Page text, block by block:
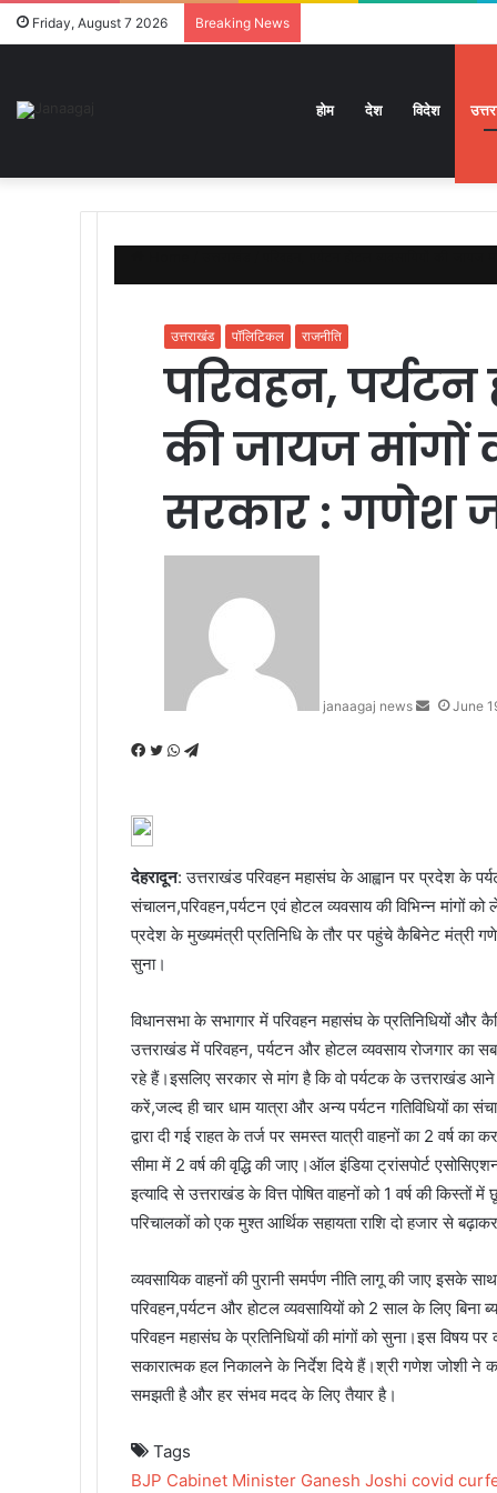
Friday, August 7 2026 Breaking News
होम देश विदेश
उत्तराखंड पॉलिटिकल राजनीति
परिवहन, पर्यटन
की जायज मांगों
सरकार : गणेश
janaagaj news June
Facebook
Twitter
WhatsApp
Telegram
देहरादून: उत्तराखंड परिवहन महासंघ के आह्वान पर प्रदेश के
संचालन,परिवहन,पर्यटन एवं होटल व्यवसाय की विभिन्न मांगों
प्रदेश के मुख्यमंत्री प्रतिनिधि के तौर पर पहुंचे कैबिनेट मंत्री
सुना।
विधानसभा के सभागार में परिवहन महासंघ के प्रतिनिधियों और
उत्तराखंड में परिवहन, पर्यटन और होटल व्यवसाय रोजगार का
रहे हैं।इसलिए सरकार से मांग है कि वो पर्यटक के उत्तराखंड आने
करें,जल्द ही चार धाम यात्रा और अन्य पर्यटन गतिविधियों
द्वारा दी गई राहत के तर्ज पर समस्त यात्री वाहनों का 2 वर्ष
सीमा में 2 वर्ष की वृद्धि की जाए।ऑल इंडिया ट्रांसपोर्ट
इत्यादि से उत्तराखंड के वित्त पोषित वाहनों को 1 वर्ष की
परिचालकों को एक मुश्त आर्थिक सहायता राशि दो हजार से
व्यवसायिक वाहनों की पुरानी समर्पण नीति लागू की जाए इसके
परिवहन,पर्यटन और होटल व्यवसायियों को 2 साल के लिए
परिवहन महासंघ के प्रतिनिधियों की मांगों को सुना।इस विषय
सकारात्मक हल निकालने के निर्देश दिये हैं।श्री गणेश जोशी ने
समझती है और हर संभव मदद के लिए तैयार है।
Tags
BJP Cabinet Minister Ganesh Joshi covid